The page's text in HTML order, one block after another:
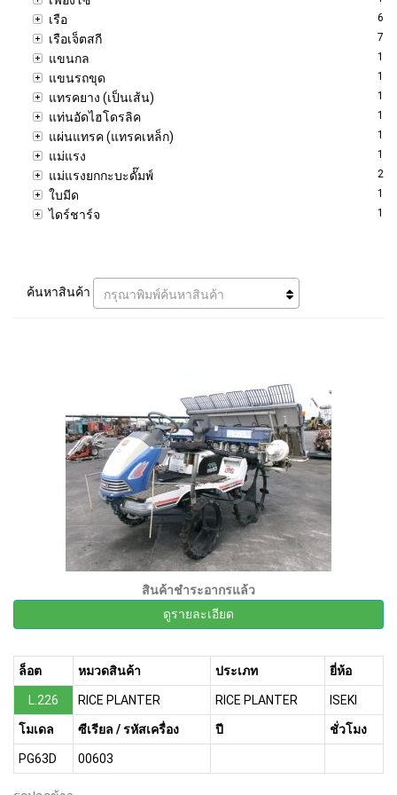
เรือ 6
เรือเจ็ตสกี 7
แขนกล 1
แขนรถขุด 1
แทรคยาง (เป็นเส้น) 1
แท่นอัดไฮโดรลิค 1
แผ่นแทรค (แทรคเหล็ก) 1
แม่แรง 1
แม่แรงยกกะบะดั๊มพ์ 2
ใบมีด 1
ไดร์ชาร์จ 1
ค้นหาสินค้า กรุณาพิมพ์ค้นหาสินค้า
สินค้าชำระอากรแล้ว
ดูรายละเอียด
ล็อต หมวดสินค้า ประเภท ยี่ห้อ
L.226 RICE PLANTER RICE PLANTER ISEKI
โมเดล ซีเรียล / รหัสเครื่อง ปี ชั่วโมง
PG63D 00603